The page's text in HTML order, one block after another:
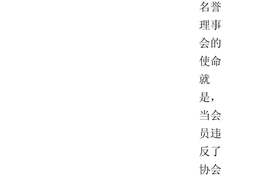
名誉
理事
会的
使命
就
是，
当会
员违
反了
协会